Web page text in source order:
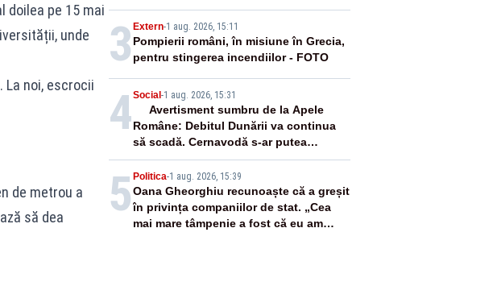
doilea pe 15 mai
unde
La noi, escrocii
de metrou a
să dea
magistraților
3 Extern-1 aug. 2026, 15:11
Pompierii români, în misiune în Grecia,
pentru stingerea incendiilor - FOTO
4Social-1 aug. 2026, 15:31
Avertisment sumbru de la Apele
Române: Debitul Dunării va continua
să scadă. Cernavodă s-ar putea
închide în 4 zile
5 Politica-1 aug. 2026, 15:39
Oana Gheorghiu recunoaște că a greșit
în privința companiilor de stat. „Cea
mai mare tâmpenie a fost că eu am